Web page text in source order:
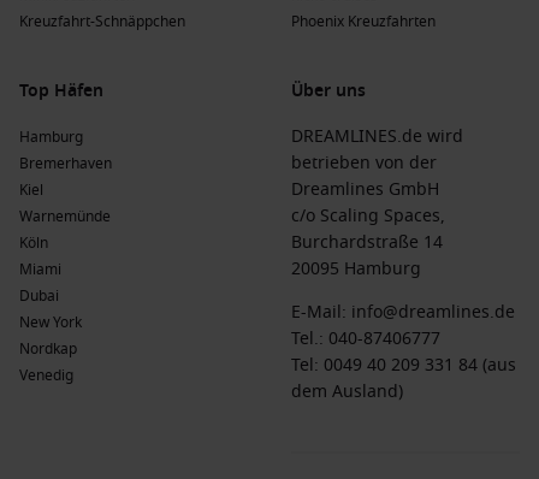
Gletscher bietet Alaska ein unvergessliches Erlebnis für
Asien: Eine vielfältige Region mit einer reichen Geschichte
Sehenswürdigkeiten umfasst.
: Berühmt für seine dynamischen Städte,
köstlichen Essensangebote und die freundlichen
Menschen, die bereit sind, ihre Kultur zu teilen.
Kreuzfahrtlinien zu Toyama, Japan
Princess Cruises
: Mit einer Flotte von 17 Schiffen bietet
Princess Cruises 1 Schiff an, das Toyama besucht, die
Diamond Princess
. Abfahrten häufig vonTokio
Kreuzfahrt-Schnäppchen
Phoenix Kreuzfahrten
Top Häfen
Hamburg
Bremerhaven
Kiel
Warnemünde
Köln
Miami
Dubai
New York
Nordkap
Venedig
Über uns
DREAMLINES.de wird
betrieben von der
Dreamlines GmbH
c/o Scaling Spaces,
Burchardstraße 14
20095 Hamburg
E-Mail: info@dreamlines.de
Tel.: 040-87406777
Tel: 0049 40 209 331 84 (aus
dem Ausland)